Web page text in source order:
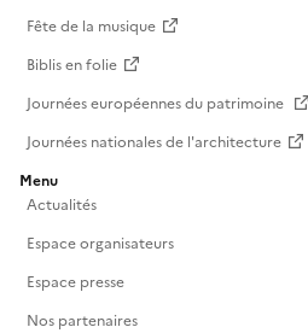
Fête de la musique
Biblis en folie
Journées européennes du patrimoine
Journées nationales de l'architecture
Menu
Actualités
Espace organisateurs
Espace presse
Nos partenaires